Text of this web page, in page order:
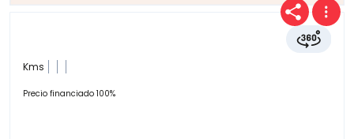
Kms
Precio financiado 100%